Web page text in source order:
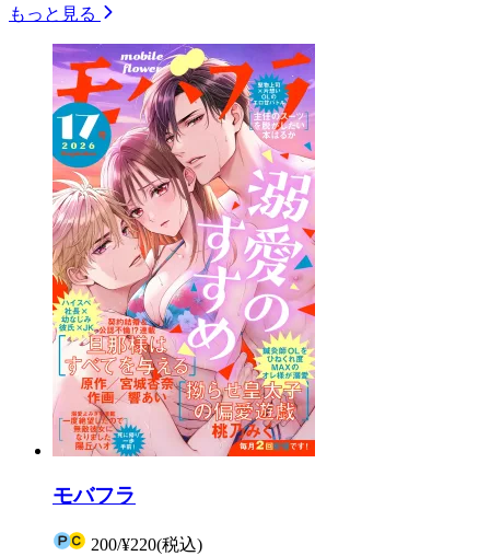
もっと見る
モバフラ
200/¥220(税込)